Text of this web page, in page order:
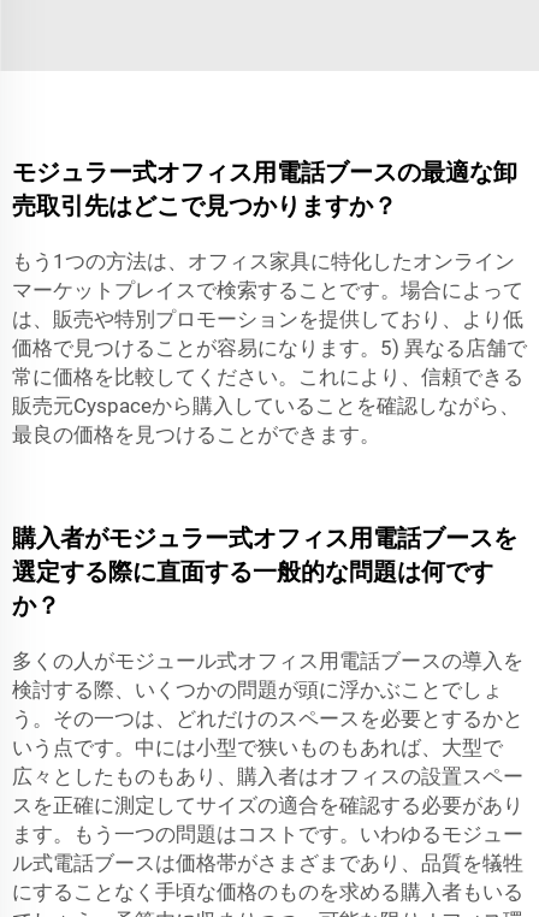
モジュラー式オフィス用電話ブースの最適な卸
売取引先はどこで見つかりますか？
もう1つの方法は、オフィス家具に特化したオンライン
マーケットプレイスで検索することです。場合によって
は、販売や特別プロモーションを提供しており、より低
価格で見つけることが容易になります。5) 異なる店舗で
常に価格を比較してください。これにより、信頼できる
販売元Cyspaceから購入していることを確認しながら、
最良の価格を見つけることができます。
購入者がモジュラー式オフィス用電話ブースを
選定する際に直面する一般的な問題は何です
か？
多くの人がモジュール式オフィス用電話ブースの導入を
検討する際、いくつかの問題が頭に浮かぶことでしょ
う。その一つは、どれだけのスペースを必要とするかと
いう点です。中には小型で狭いものもあれば、大型で
広々としたものもあり、購入者はオフィスの設置スペー
スを正確に測定してサイズの適合を確認する必要があり
ます。もう一つの問題はコストです。いわゆるモジュー
ル式電話ブースは価格帯がさまざまであり、品質を犠牲
にすることなく手頃な価格のものを求める購入者もいる